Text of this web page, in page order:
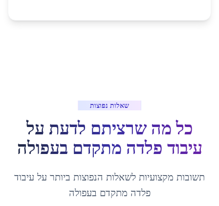
שאלות נפוצות
כל מה שרציתם לדעת על
עיבוד פלדה מתקדם בעפולה
תשובות מקצועיות לשאלות הנפוצות ביותר על עיבוד
פלדה מתקדם בעפולה